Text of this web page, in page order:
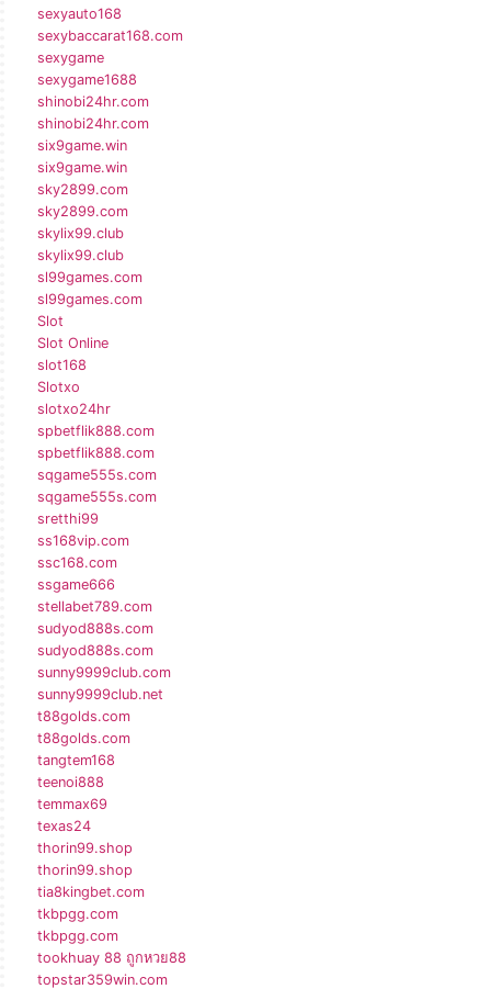
sexyauto168
sexybaccarat168.com
sexygame
sexygame1688
shinobi24hr.com
shinobi24hr.com
six9game.win
six9game.win
sky2899.com
sky2899.com
skylix99.club
skylix99.club
sl99games.com
sl99games.com
Slot
Slot Online
slot168
Slotxo
slotxo24hr
spbetflik888.com
spbetflik888.com
sqgame555s.com
sqgame555s.com
sretthi99
ss168vip.com
ssc168.com
ssgame666
stellabet789.com
sudyod888s.com
sudyod888s.com
sunny9999club.com
sunny9999club.net
t88golds.com
t88golds.com
tangtem168
teenoi888
temmax69
texas24
thorin99.shop
thorin99.shop
tia8kingbet.com
tkbpgg.com
tkbpgg.com
tookhuay 88 ถูกหวย88
topstar359win.com